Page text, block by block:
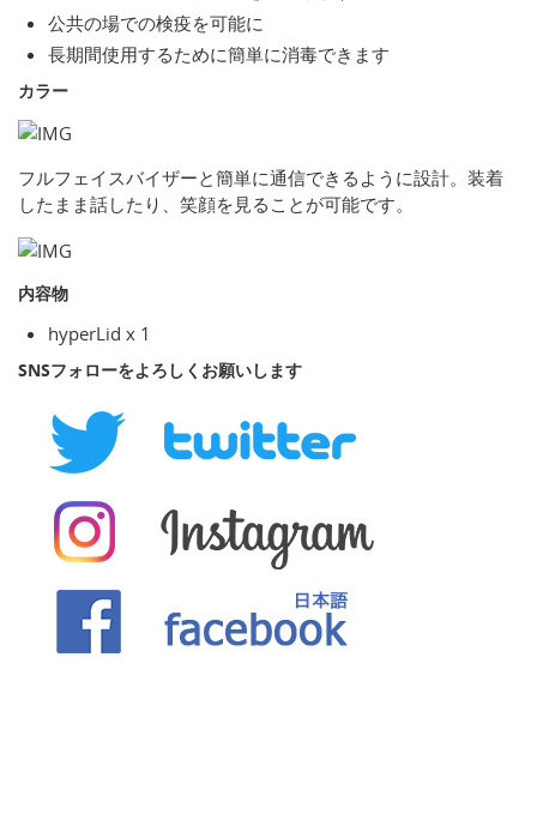
公共の場での検疫を可能に
長期間使用するために簡単に消毒できます
カラー
フルフェイスバイザーと簡単に通信できるように設計。装着
したまま話したり、笑顔を見ることが可能です。
内容物
hyperLid x 1
SNSフォローをよろしくお願いします